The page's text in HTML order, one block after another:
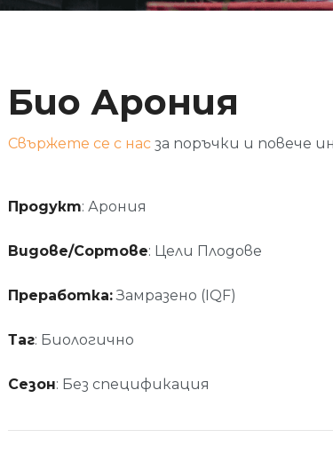
Био Арония
Свържете се с нас за поръчки и повече
Продукт: Арония
Видове/Сортове: Цели Плодове
Преработка:Замразено (IQF)
Таг: Биологично
Сезон: Без спецификация